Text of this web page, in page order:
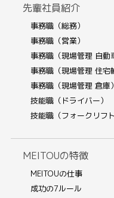
先輩社員紹介
事務職（総務）
事務職（営業）
事務職（現場管理 自動
事務職（現場管理 住宅
事務職（現場管理 倉庫）
技能職（ドライバー）
技能職（フォークリフ
MEITOUの特徴
MEITOUの仕事
成功の7ルール